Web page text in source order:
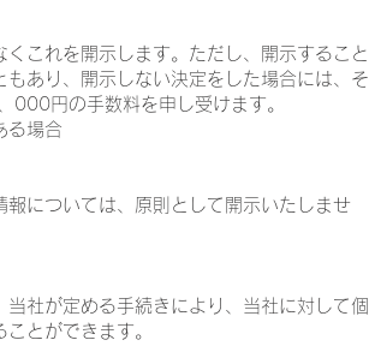
これを開示します。ただし、開示すること
あり、開示しない決定をした場合には、そ
000円の手数料を申し受けます。
る場合
については、原則として開示いたしませ
社が定める手続きにより、当社に対して個
とができます。